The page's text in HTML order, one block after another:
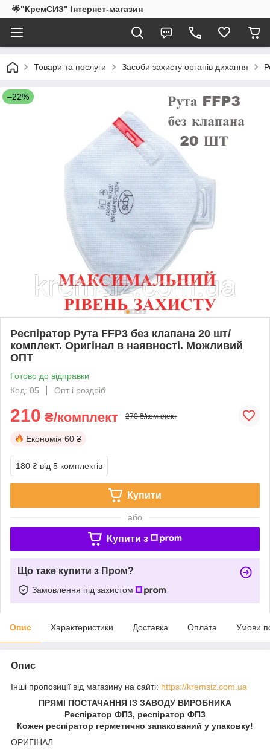
🌟"КремСИЗ" Інтернет-магазин
Товари та послуги Засоби захисту органів дихання
–22%
Респіратор Рута FFP3 без клапана 20 шт/
комплект. Оригінал в наявності. Можливий
ОПТ
Готово до відправки
Код: 05
Опт і роздріб
210 ₴/комплект 270 ₴/комплект
Економія 60 ₴
180 ₴ від 5 комплектів
Купити
або
Купити з
Що таке купити з Пром?
Замовлення під захистом
Опис Характеристики Доставка Оплата Умови
Опис
Інші пропозиції від магазину на сайті: https://kremsiz.com.ua
ПРЯМІ ПОСТАЧАННЯ ІЗ ЗАВОДУ ВИРОБНИКА
Респіратор ФП3, респіратор ФП3
Кожен респіратор герметично запакований у упаковку!
ОРИГІНАЛ